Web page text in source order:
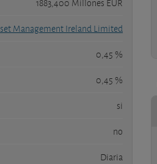
1883,400 Millones EUR
Management Ireland Limited
0,45 %
0,45 %
si
no
Diaria